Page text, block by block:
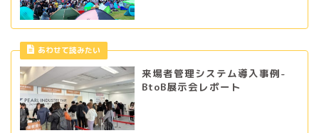
あわせて読みたい
来場者管理システム導入事例-
BtoB展示会レポート